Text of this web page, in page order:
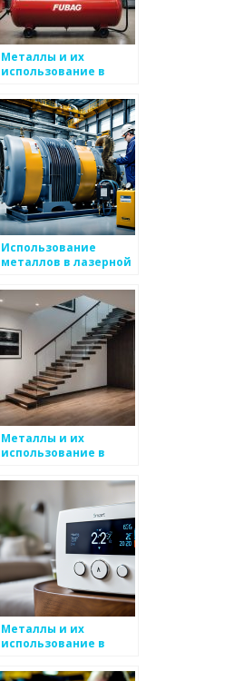
Металлы и их
использование в
Использование
металлов в лазерной
Металлы и их
использование в
Металлы и их
использование в
выставок